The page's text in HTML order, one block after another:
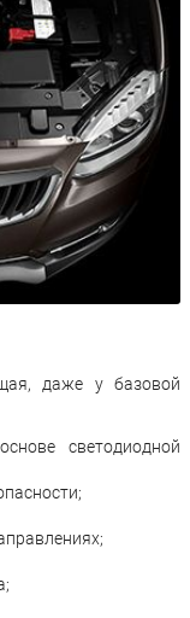
даже у базовой
светодиодной